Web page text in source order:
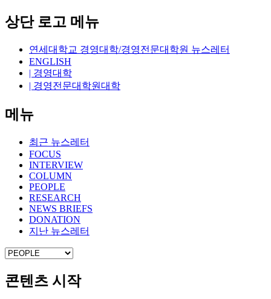
상단 로고 메뉴
연세대학교 경영대학/경영전문대학원 뉴스레터
ENGLISH
| 경영대학
| 경영전문대학원대학
메뉴
최근 뉴스레터
FOCUS
INTERVIEW
COLUMN
PEOPLE
RESEARCH
NEWS BRIEFS
DONATION
지난 뉴스레터
콘텐츠 시작